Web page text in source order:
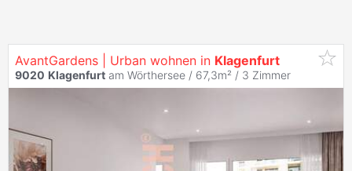
AvantGardens | Urban wohnen in Klagenfurt
9020 Klagenfurt am Wörthersee / 67,3m² / 3 Zimmer